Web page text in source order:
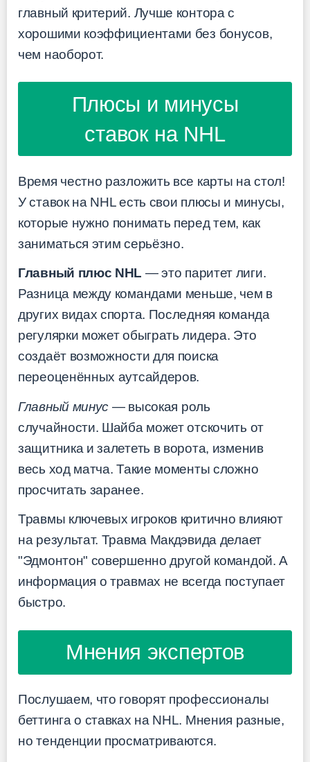
главный критерий. Лучше контора с
хорошими коэффициентами без бонусов,
чем наоборот.
Плюсы и минусы
ставок на NHL
Время честно разложить все карты на стол!
У ставок на NHL есть свои плюсы и минусы,
которые нужно понимать перед тем, как
заниматься этим серьёзно.
Главный плюс NHL — это паритет лиги.
Разница между командами меньше, чем в
других видах спорта. Последняя команда
регулярки может обыграть лидера. Это
создаёт возможности для поиска
переоценённых аутсайдеров.
Главный минус — высокая роль
случайности. Шайба может отскочить от
защитника и залететь в ворота, изменив
весь ход матча. Такие моменты сложно
просчитать заранее.
Травмы ключевых игроков критично влияют
на результат. Травма Макдэвида делает
"Эдмонтон" совершенно другой командой. А
информация о травмах не всегда поступает
быстро.
Мнения экспертов
Послушаем, что говорят профессионалы
беттинга о ставках на NHL. Мнения разные,
но тенденции просматриваются.